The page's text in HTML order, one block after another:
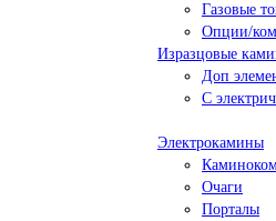
Газовые
Опции/
Изразцовые
Доп
С
Электрокамины
Очаги
Порталы